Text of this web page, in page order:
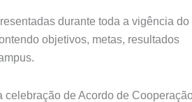
durante toda a vigência do
objetivos, metas, resultados
de Acordo de